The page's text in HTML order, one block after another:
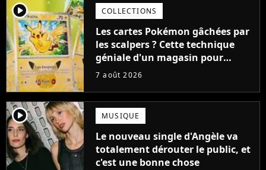
player2 COLLECTIONS
Les cartes Pokémon gâchées par
les scalpers ? Cette technique
géniale d'un magasin pour
ruiner les revendeurs
7 août 2026
player2 MUSIQUE
Le nouveau single d'Angèle va
totalement dérouter le public, et
c'est une bonne chose